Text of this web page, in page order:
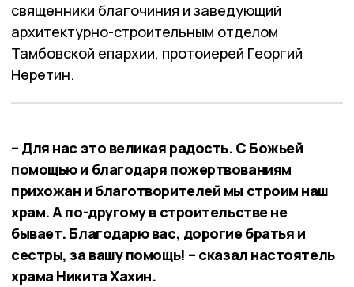
священники благочиния и заведующий
архитектурно-строительным отделом
Тамбовской епархии, протоиерей Георгий
Неретин.
– Для нас это великая радость. С Божьей
помощью и благодаря пожертвованиям
прихожан и благотворителей мы строим наш
храм. А по-другому в строительстве не
бывает. Благодарю вас, дорогие братья и
сестры, за вашу помощь! – сказал настоятель
храма Никита Хахин.